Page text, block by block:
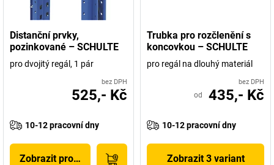
Distanční prvky,
pozinkované – SCHULTE
pro dvojitý regál, 1 pár
bez DPH
525,- Kč
10-12 pracovní dny
Zobrazit produkt
Trubka pro rozčlenění s
koncovkou – SCHULTE
pro regál na dlouhý materiál
bez DPH
od 435,- Kč
10-12 pracovní dny
Zobrazit 3 variant